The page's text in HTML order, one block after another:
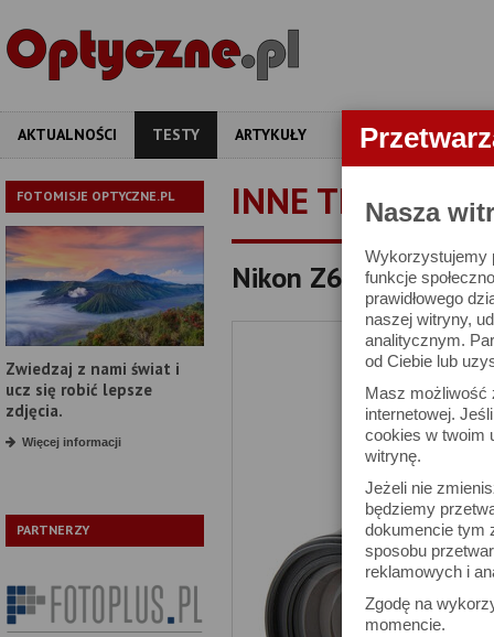
Nasza
Wykorzystujemy
funkcje
prawidłowego
naszej witryny,
analitycznym.
od Ciebie lub
Masz możliwość
internetowej.
cookies w twoim
witrynę.
Jeżeli nie
będziemy
dokumencie tym
sposobu
reklamowych i
Zgodę na
momencie.
AKTUALNOŚCI TESTY ARTYKUŁY APARATY
FOTOMISJE OPTYCZNE.PL
Zwiedzaj z nami świat i
ucz się robić lepsze
zdjęcia.
Więcej informacji
PARTNERZY
INNE TESTY
Nikon Z6 III - test